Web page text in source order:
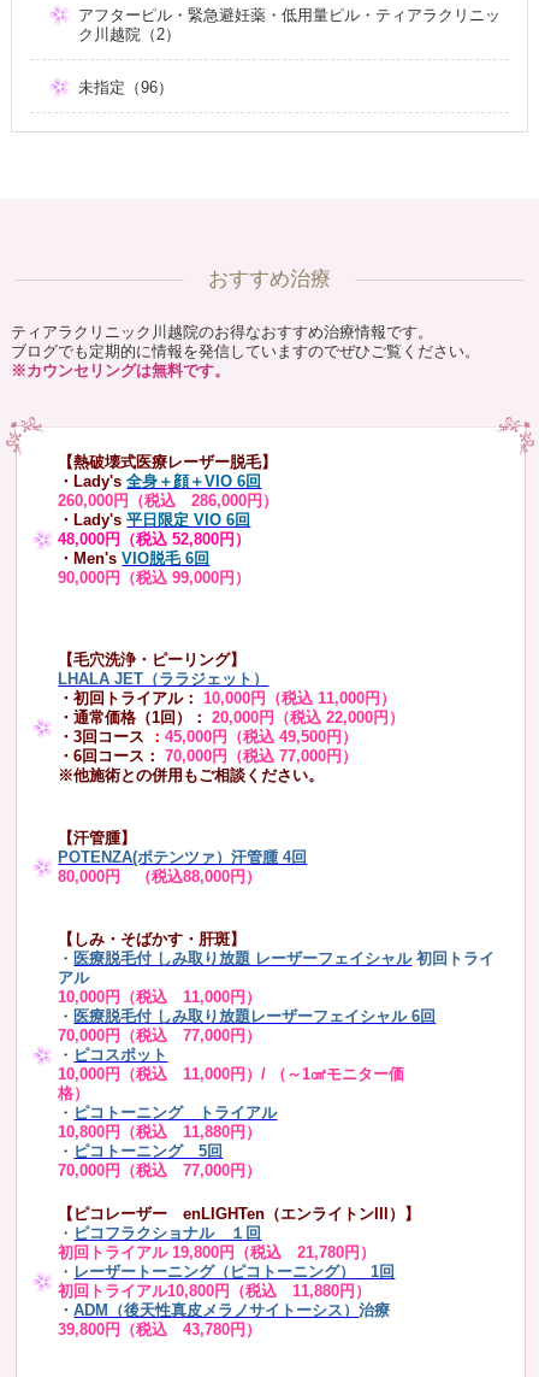
アフターピル・緊急避妊薬・低用量ピル・ティアラクリニッ
ク川越院（2）
未指定（96）
おすすめ治療
ティアラクリニック川越院のお得なおすすめ治療情報です。
ブログでも定期的に情報を発信していますのでぜひご覧ください。
※カウンセリングは無料です。
【熱破壊式医療レーザー脱毛】
・Lady's 全身＋顔＋VIO 6回
260,000円（税込 286,000円）
・Lady's平日限定 VIO 6回
48,000円（税込 52,800円）
・Men's VIO脱毛 6回
90,000円（税込 99,000円）
【毛穴洗浄・ピーリング】
LHALA JET（ララジェット）
・初回トライアル：10,000円（税込 11,000円）
・通常価格（1回）：
20,000円（税込 22,000円）
・3回コース ：45,000円（税込 49,500円）
・6回コース：
70,000円（税込 77,000円）
※他施術との併用もご相談ください。
【汗管腫】
POTENZA(ポテンツァ）汗管腫 4回
80,000円 （税込88,000円）
【しみ・そばかす・肝斑】
・ 医療脱毛付 しみ取り放題 レーザーフェイシャル 初回トライ
アル
10,000円（税込 11,000円）
・ 医療脱毛付 しみ取り放題レーザーフェイシャル 6回
70,000円（税込 77,000円）
・ ピコスポット
10,000円（税込 11,000円）/ （～1㎠モニター価
格）
・ ピコトーニング トライアル
10,800円（税込 11,880円）
・ ピコトーニング 5回
70,000円（税込 77,000円）
【ピコレーザー enLIGHTen（エンライトンIII）】
・ ピコフラクショナル １回
初回トライアル 19,800円（税込 21,780円）
・ レーザートーニング（ピコトーニング） 1回
初回トライアル10,800円（税込 11,880円）
・ADM（後天性真皮メラノサイトーシス）治療
39,800円（税込 43,780円）